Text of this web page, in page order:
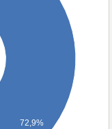
72,9%